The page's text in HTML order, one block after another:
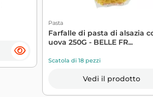
Pasta
Farfalle di pasta di alsazia
uova 250G - BELLE FR...
Scatola di 18 pezzi
Vedi il prodotto